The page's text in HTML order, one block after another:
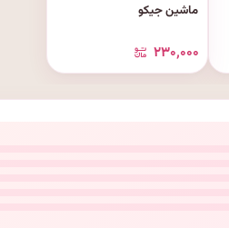
ماشین جیکو
۲۳۰٬۰۰۰